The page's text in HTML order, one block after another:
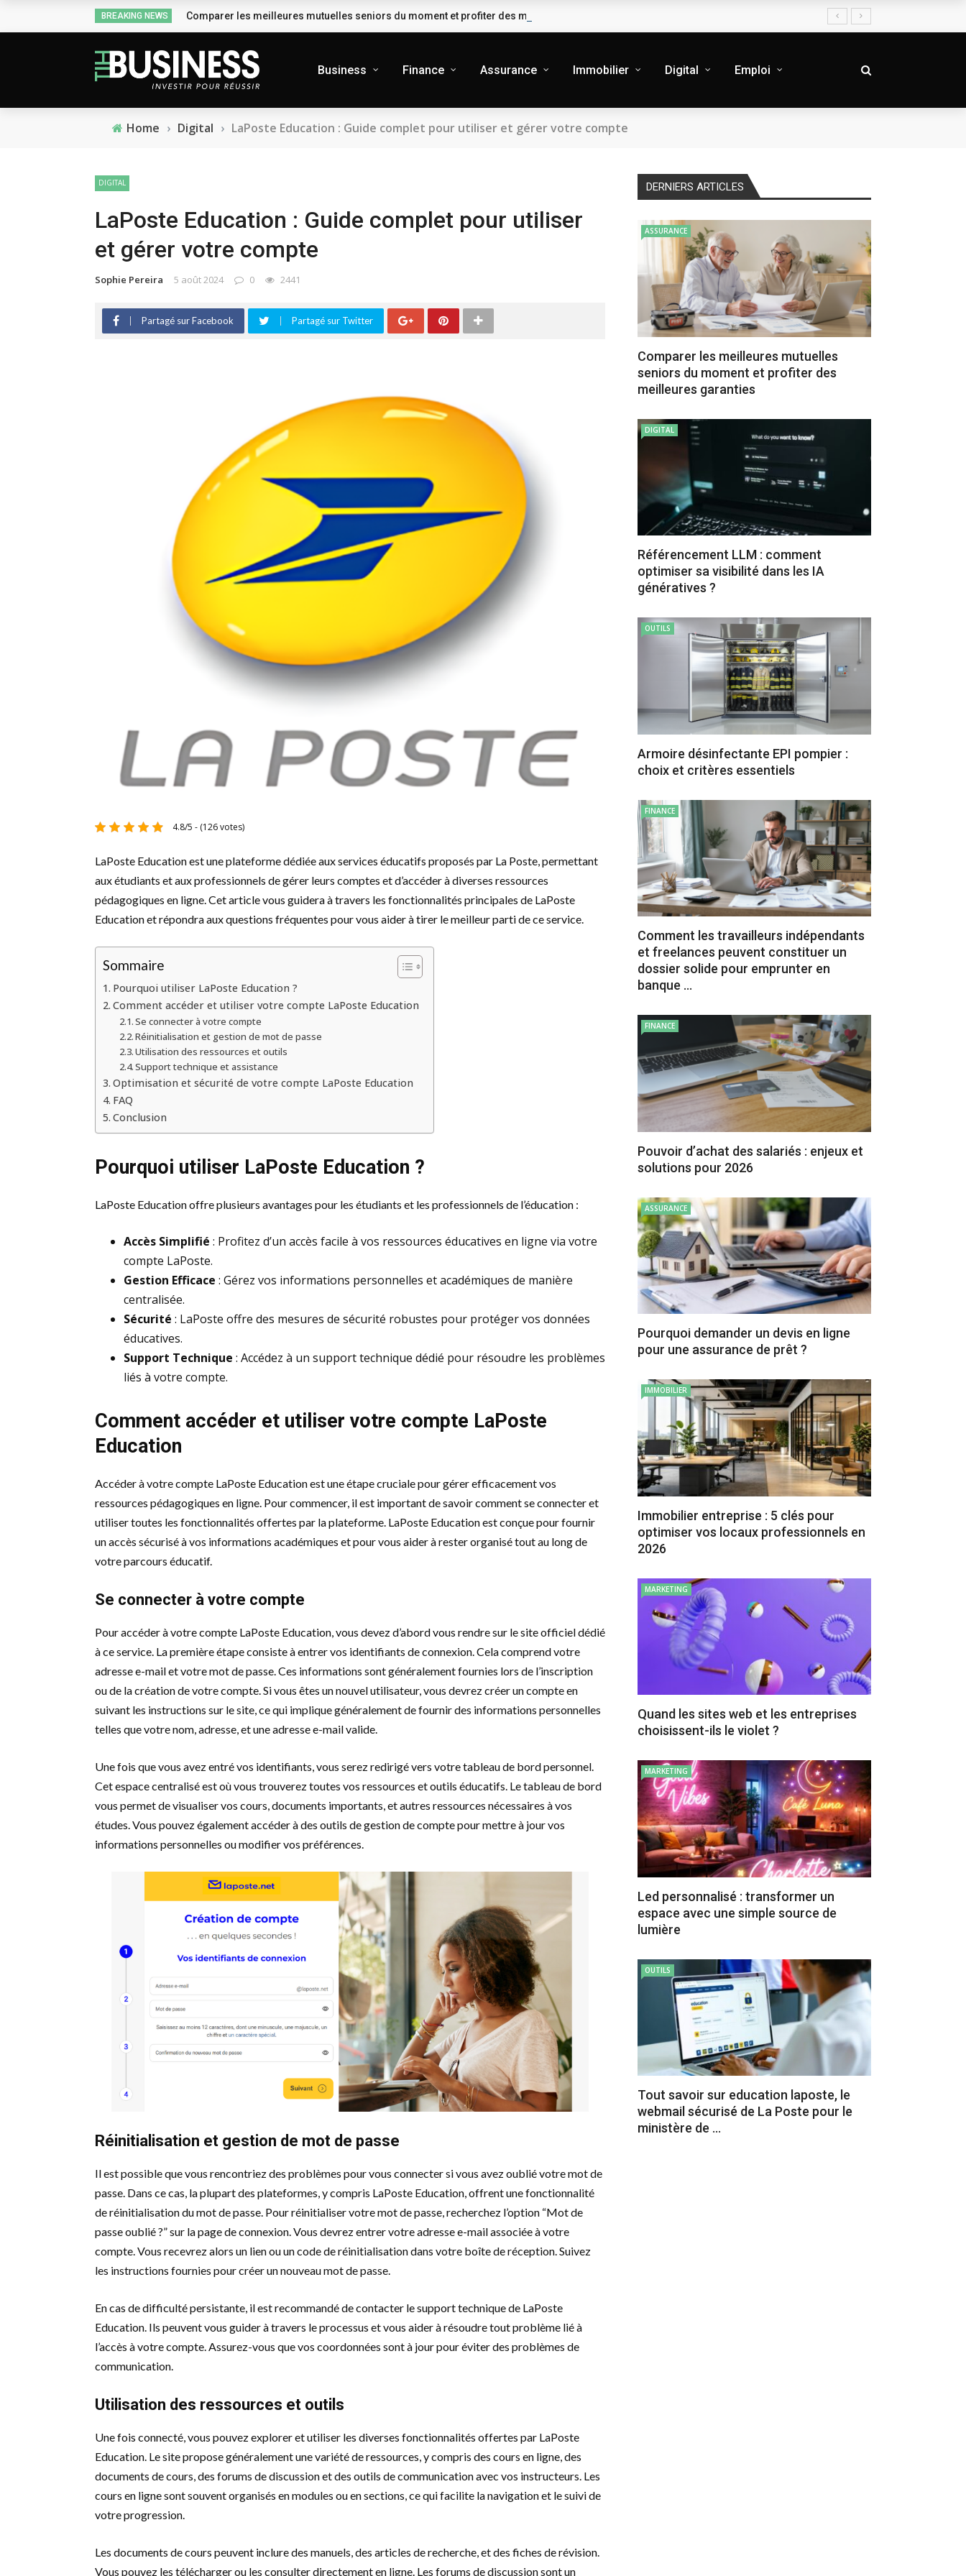
BREAKING NEWS Comparer les meilleures mutuelles seniors du moment et profiter des meilleures garanties
Business Finance Assurance Immobilier Digital Emploi
Home › Digital › LaPoste Education : Guide complet pour utiliser et gérer votre compte
DIGITAL
LaPoste Education : Guide complet pour utiliser
et gérer votre compte
Sophie Pereira 5 août 2024 0 2441
Partagé sur Facebook Partagé sur Twitter
4.8/5 - (126 votes)
LaPoste Education est une plateforme dédiée aux services éducatifs proposés par La Poste, permettant
aux étudiants et aux professionnels de gérer leurs comptes et d’accéder à diverses ressources
pédagogiques en ligne. Cet article vous guidera à travers les fonctionnalités principales de LaPoste
Education et répondra aux questions fréquentes pour vous aider à tirer le meilleur parti de ce service.
Sommaire
Pourquoi utiliser LaPoste Education ?
Comment accéder et utiliser votre compte LaPoste Education
Se connecter à votre compte
Réinitialisation et gestion de mot de passe
Utilisation des ressources et outils
Support technique et assistance
Optimisation et sécurité de votre compte LaPoste Education
FAQ
Conclusion
Pourquoi utiliser LaPoste Education ?
LaPoste Education offre plusieurs avantages pour les étudiants et les professionnels de l’éducation :
Accès Simplifié : Profitez d’un accès facile à vos ressources éducatives en ligne via votre
compte LaPoste.
Gestion Efficace : Gérez vos informations personnelles et académiques de manière
centralisée.
Sécurité : LaPoste offre des mesures de sécurité robustes pour protéger vos données
éducatives.
Support Technique : Accédez à un support technique dédié pour résoudre les problèmes
liés à votre compte.
Comment accéder et utiliser votre compte LaPoste
Education
Accéder à votre compte LaPoste Education est une étape cruciale pour gérer efficacement vos
ressources pédagogiques en ligne. Pour commencer, il est important de savoir comment se connecter et
utiliser toutes les fonctionnalités offertes par la plateforme. LaPoste Education est conçue pour fournir
un accès sécurisé à vos informations académiques et pour vous aider à rester organisé tout au long de
votre parcours éducatif.
Se connecter à votre compte
Pour accéder à votre compte LaPoste Education, vous devez d’abord vous rendre sur le site officiel dédié
à ce service. La première étape consiste à entrer vos identifiants de connexion. Cela comprend votre
adresse e-mail et votre mot de passe. Ces informations sont généralement fournies lors de l’inscription
ou de la création de votre compte. Si vous êtes un nouvel utilisateur, vous devrez créer un compte en
suivant les instructions sur le site, ce qui implique généralement de fournir des informations personnelles
telles que votre nom, adresse, et une adresse e-mail valide.
Une fois que vous avez entré vos identifiants, vous serez redirigé vers votre tableau de bord personnel.
Cet espace centralisé est où vous trouverez toutes vos ressources et outils éducatifs. Le tableau de bord
vous permet de visualiser vos cours, documents importants, et autres ressources nécessaires à vos
études. Vous pouvez également accéder à des outils de gestion de compte pour mettre à jour vos
informations personnelles ou modifier vos préférences.
Réinitialisation et gestion de mot de passe
Il est possible que vous rencontriez des problèmes pour vous connecter si vous avez oublié votre mot de
passe. Dans ce cas, la plupart des plateformes, y compris LaPoste Education, offrent une fonctionnalité
de réinitialisation du mot de passe. Pour réinitialiser votre mot de passe, recherchez l’option “Mot de
passe oublié ?” sur la page de connexion. Vous devrez entrer votre adresse e-mail associée à votre
compte. Vous recevrez alors un lien ou un code de réinitialisation dans votre boîte de réception. Suivez
les instructions fournies pour créer un nouveau mot de passe.
En cas de difficulté persistante, il est recommandé de contacter le support technique de LaPoste
Education. Ils peuvent vous guider à travers le processus et vous aider à résoudre tout problème lié à
l’accès à votre compte. Assurez-vous que vos coordonnées sont à jour pour éviter des problèmes de
communication.
Utilisation des ressources et outils
Une fois connecté, vous pouvez explorer et utiliser les diverses fonctionnalités offertes par LaPoste
Education. Le site propose généralement une variété de ressources, y compris des cours en ligne, des
documents de cours, des forums de discussion et des outils de communication avec vos instructeurs. Les
cours en ligne sont souvent organisés en modules ou en sections, ce qui facilite la navigation et le suivi de
votre progression.
Les documents de cours peuvent inclure des manuels, des articles de recherche, et des fiches de révision.
Vous pouvez les télécharger ou les consulter directement en ligne. Les forums de discussion sont un
DERNIERS ARTICLES
ASSURANCE
Comparer les meilleures mutuelles
seniors du moment et profiter des
meilleures garanties
DIGITAL
Référencement LLM : comment
optimiser sa visibilité dans les IA
génératives ?
OUTILS
Armoire désinfectante EPI pompier :
choix et critères essentiels
FINANCE
Comment les travailleurs indépendants
et freelances peuvent constituer un
dossier solide pour emprunter en
banque ...
FINANCE
Pouvoir d’achat des salariés : enjeux et
solutions pour 2026
ASSURANCE
Pourquoi demander un devis en ligne
pour une assurance de prêt ?
IMMOBILIER
Immobilier entreprise : 5 clés pour
optimiser vos locaux professionnels en
2026
MARKETING
Quand les sites web et les entreprises
choisissent-ils le violet ?
MARKETING
Led personnalisé : transformer un
espace avec une simple source de
lumière
OUTILS
Tout savoir sur education laposte, le
webmail sécurisé de La Poste pour le
ministère de ...